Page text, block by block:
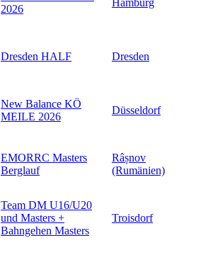
2026
Dresden HALF Dresden
New Balance KÖ
MEILE 2026
Düsseldorf
EMORRC Masters
Berglauf
Râșnov
(Rumänien)
Team DM U16/U20
und Masters +
Bahngehen Masters
Troisdorf